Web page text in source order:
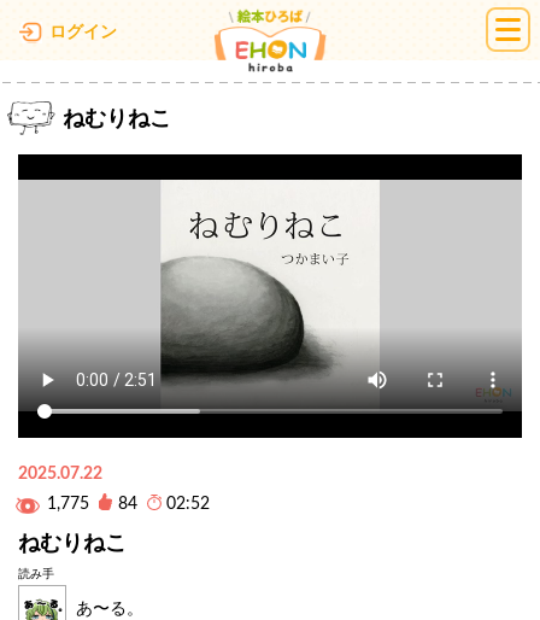
ログイン 絵本ひろば
ねむりねこ
2025.07.22
1,775
84 02:52
ねむりねこ
読み手
あ〜る。